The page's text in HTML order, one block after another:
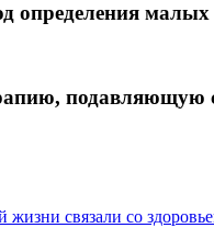
малых
подавляющую
связали со